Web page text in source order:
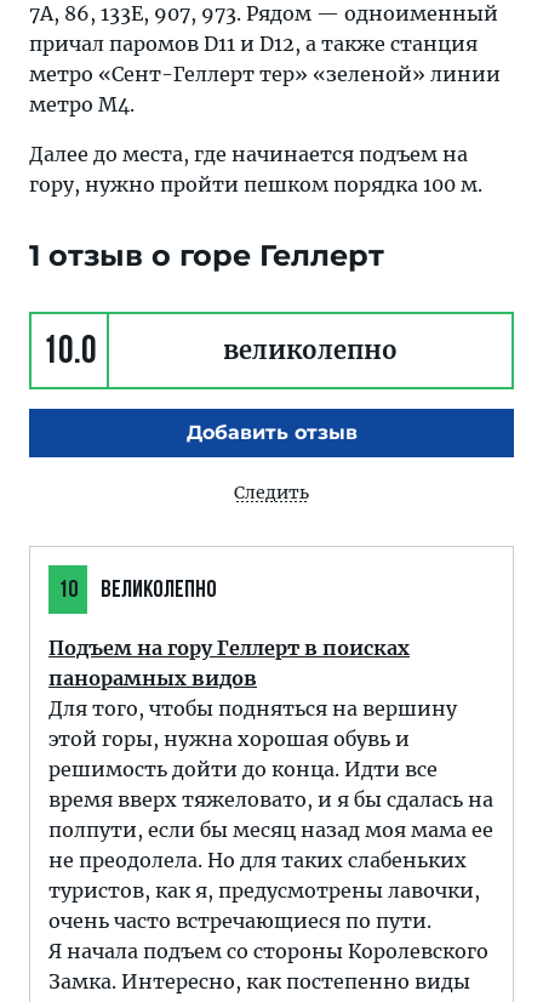
7A, 86, 133E, 907, 973. Рядом — одноименный
причал паромов D11 и D12, а также станция
метро «Сент-Геллерт тер» «зеленой» линии
метро М4.
Далее до места, где начинается подъем на
гору, нужно пройти пешком порядка 100 м.
1 отзыв о горе Геллерт
10.0 великолепно
Добавить отзыв
Следить
10 ВЕЛИКОЛЕПНО
Подъем на гору Геллерт в поисках
панорамных видов
Для того, чтобы подняться на вершину
этой горы, нужна хорошая обувь и
решимость дойти до конца. Идти все
время вверх тяжеловато, и я бы сдалась на
полпути, если бы месяц назад моя мама ее
не преодолела. Но для таких слабеньких
туристов, как я, предусмотрены лавочки,
очень часто встречающиеся по пути.
Я начала подъем со стороны Королевского
Замка. Интересно, как постепенно виды